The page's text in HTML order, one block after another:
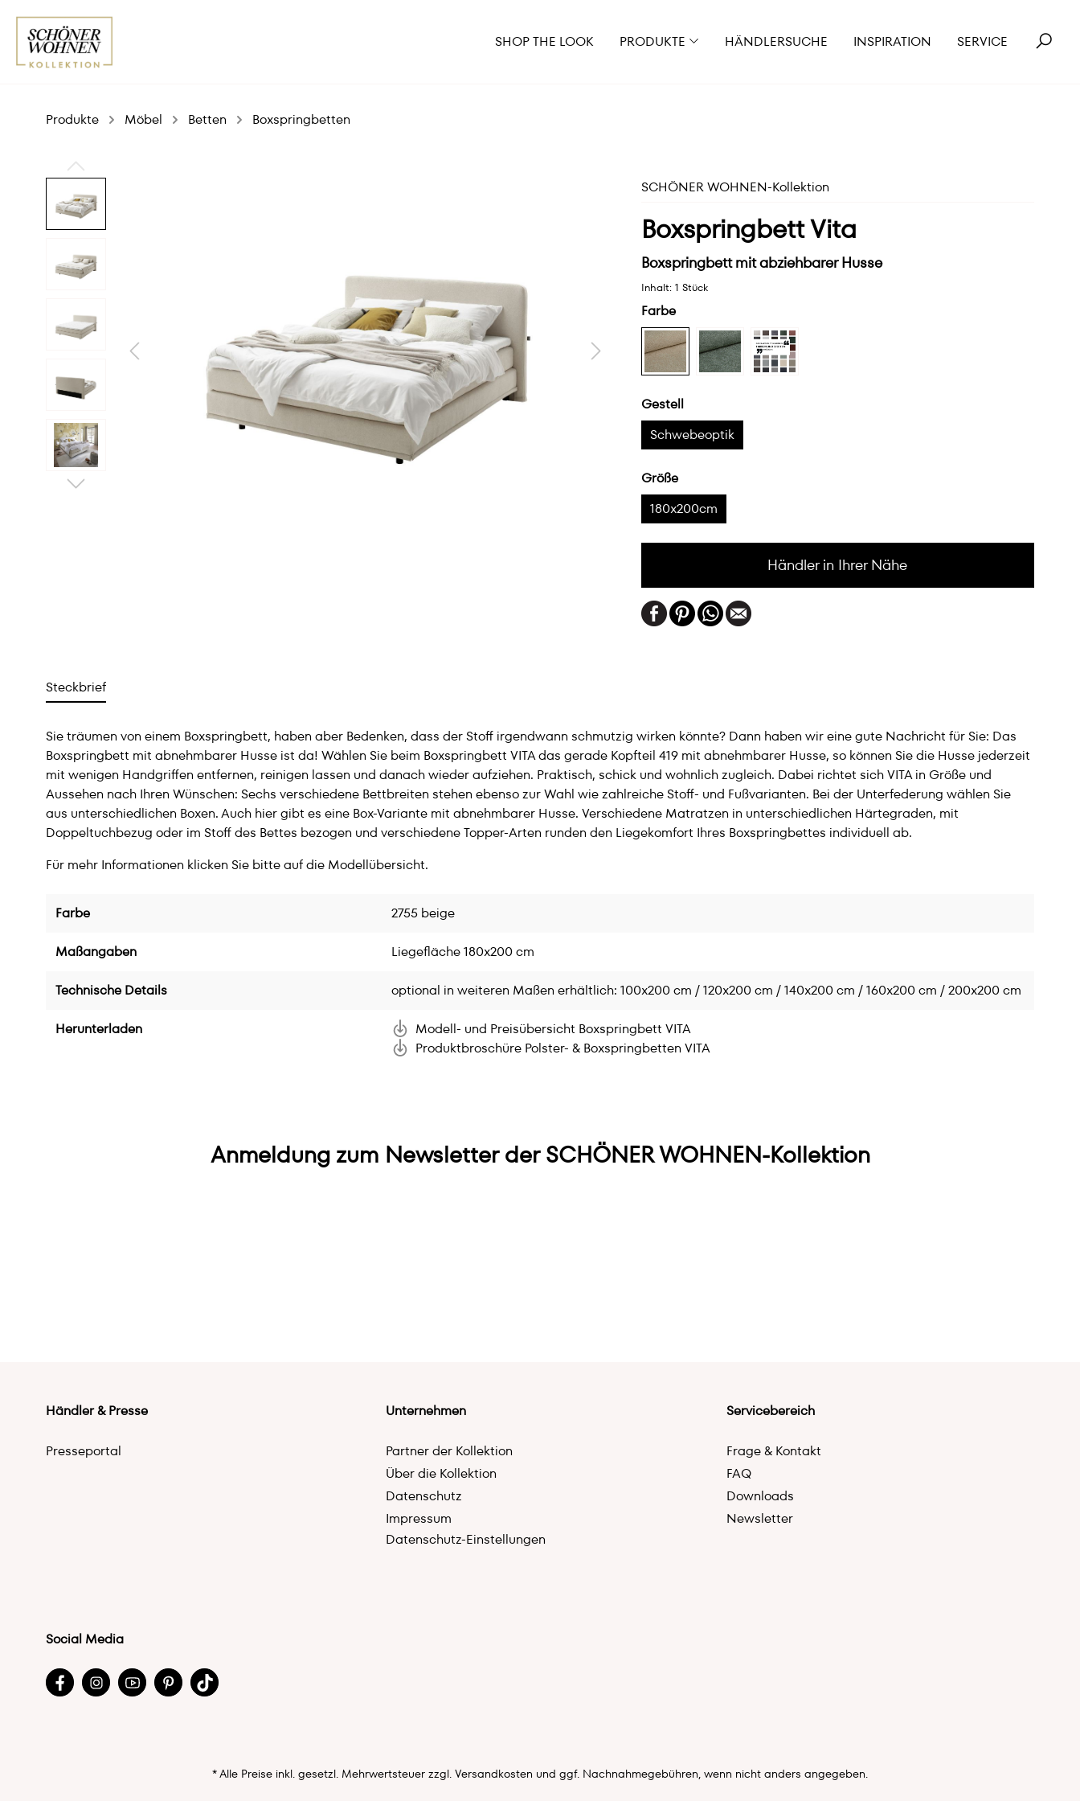
SHOP THE LOOK PRODUKTE HÄNDLERSUCHE INSPIRATION SERVICE
Produkte Möbel Betten Boxspringbetten
SCHÖNER WOHNEN-Kollektion
Boxspringbett Vita
Boxspringbett mit abziehbarer Husse
Inhalt: 1 Stück
Farbe
Gestell
Schwebeoptik
Größe
180x200cm
Händler in Ihrer Nähe
Steckbrief
Sie träumen von einem Boxspringbett, haben aber Bedenken, dass der Stoff irgendwann schmutzig wirken könnte? Dann haben wir eine gute Nachricht für Sie: Das
Boxspringbett mit abnehmbarer Husse ist da! Wählen Sie beim Boxspringbett VITA das gerade Kopfteil 419 mit abnehmbarer Husse, so können Sie die Husse jederzeit
mit wenigen Handgriffen entfernen, reinigen lassen und danach wieder aufziehen. Praktisch, schick und wohnlich zugleich. Dabei richtet sich VITA in Größe und
Aussehen nach Ihren Wünschen: Sechs verschiedene Bettbreiten stehen ebenso zur Wahl wie zahlreiche Stoff- und Fußvarianten. Bei der Unterfederung wählen Sie
aus unterschiedlichen Boxen. Auch hier gibt es eine Box-Variante mit abnehmbarer Husse. Verschiedene Matratzen in unterschiedlichen Härtegraden, mit
Doppeltuchbezug oder im Stoff des Bettes bezogen und verschiedene Topper-Arten runden den Liegekomfort Ihres Boxspringbettes individuell ab.
Für mehr Informationen klicken Sie bitte auf die Modellübersicht.
Farbe 2755 beige
Maßangaben Liegefläche 180x200 cm
Technische Details optional in weiteren Maßen erhältlich: 100x200 cm / 120x200 cm / 140x200 cm / 160x200 cm / 200x200 cm
Herunterladen
Modell- und Preisübersicht Boxspringbett VITA
Produktbroschüre Polster- & Boxspringbetten VITA
Anmeldung zum Newsletter der SCHÖNER WOHNEN-Kollektion
Händler & Presse
Presseportal
Unternehmen
Partner der Kollektion
Über die Kollektion
Datenschutz
Impressum
Datenschutz-Einstellungen
Servicebereich
Frage & Kontakt
FAQ
Downloads
Newsletter
Social Media
* Alle Preise inkl. gesetzl. Mehrwertsteuer zzgl. Versandkosten und ggf. Nachnahmegebühren, wenn nicht anders angegeben.